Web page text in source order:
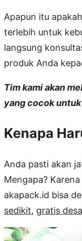
Apapun itu
terlebih untuk
langsung
produk Anda
Tim kami akan
yang cocok
Kenapa
Anda pasti akan
Mengapa?
akapack.id bisa
sedikit, gratis